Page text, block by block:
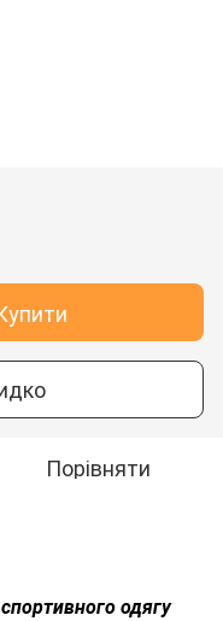
Порівняти
одягу